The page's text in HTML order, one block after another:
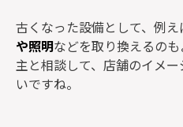
古くなった設備として、例
や照明などを取り換えるの
主と相談して、店舗のイメ
いですね。